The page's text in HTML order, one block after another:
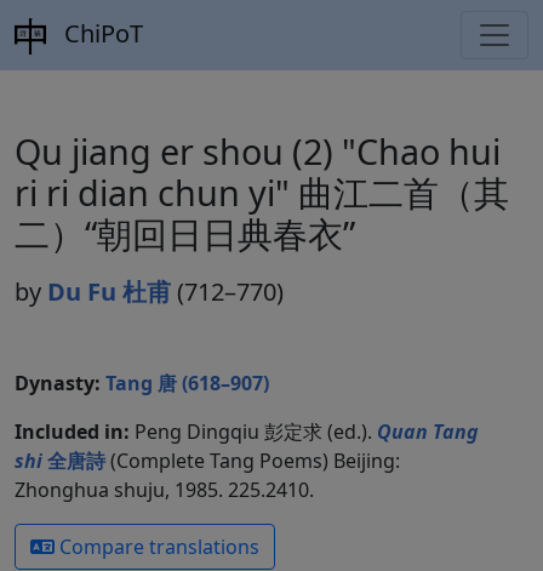
ChiPoT
Qu jiang er shou (2) "Chao hui
ri ri dian chun yi" 曲江二首（其
二）“朝回日日典春衣”
by Du Fu 杜甫 (712–770)
Dynasty: Tang 唐 (618–907)
Included in: Peng Dingqiu 彭定求 (ed.). Quan Tang
shi全唐詩(Complete Tang Poems) Beijing:
Zhonghua shuju, 1985. 225.2410.
Compare translations